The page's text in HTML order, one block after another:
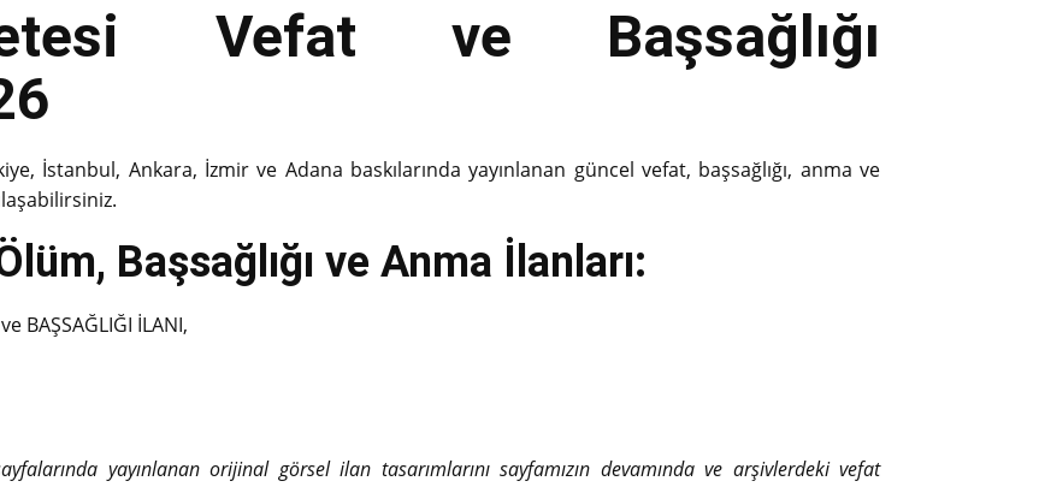
Vefat ve Başsağlığı
İstanbul, Ankara, İzmir ve Adana baskılarında yayınlanan güncel vefat, başsağlığı, anma ve
Başsağlığı ve Anma İlanları:
BAŞSAĞLIĞI İLANI,
yayınlanan orijinal görsel ilan tasarımlarını sayfamızın devamında ve arşivlerdeki vefat